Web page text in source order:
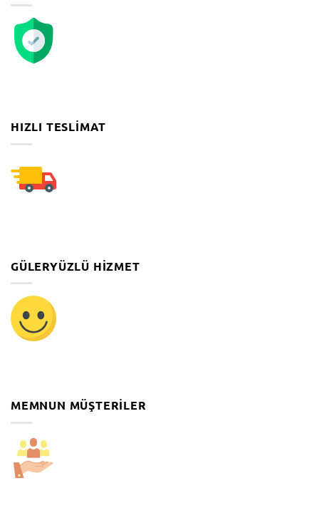
HIZLI TESLIMAT
GÜLERYÜZLÜ HIZMET
MEMNUN MÜŞTERILER